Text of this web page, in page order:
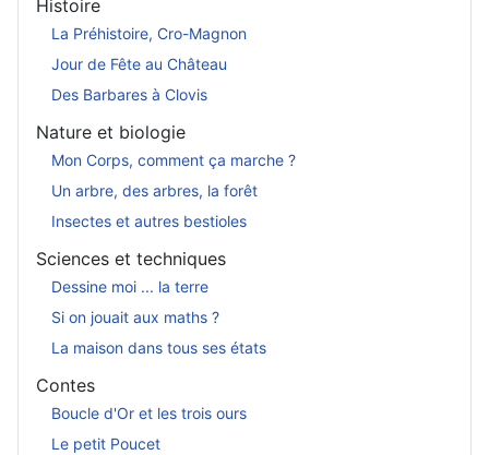
Histoire
La Préhistoire, Cro-Magnon
Jour de Fête au Château
Des Barbares à Clovis
Nature et biologie
Mon Corps, comment ça marche ?
Un arbre, des arbres, la forêt
Insectes et autres bestioles
Sciences et techniques
Dessine moi ... la terre
Si on jouait aux maths ?
La maison dans tous ses états
Contes
Boucle d'Or et les trois ours
Le petit Poucet